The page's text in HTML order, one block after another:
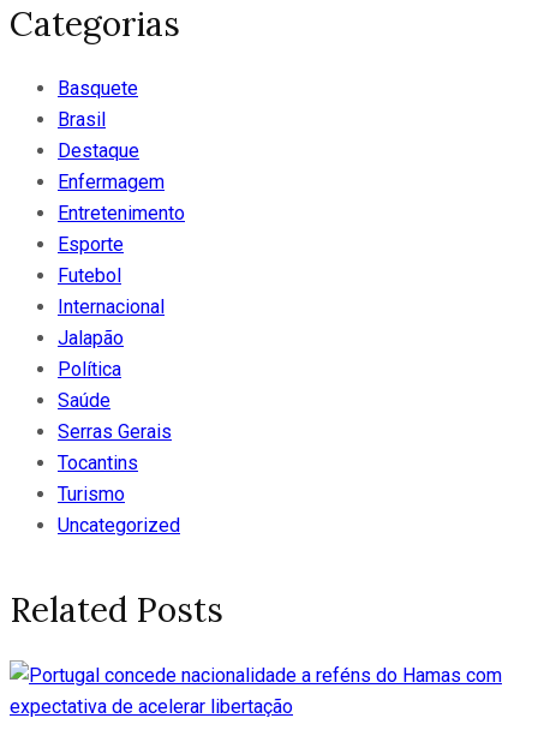
Categorias
Basquete
Brasil
Destaque
Enfermagem
Entretenimento
Esporte
Futebol
Internacional
Jalapão
Política
Saúde
Serras Gerais
Tocantins
Turismo
Uncategorized
Related Posts